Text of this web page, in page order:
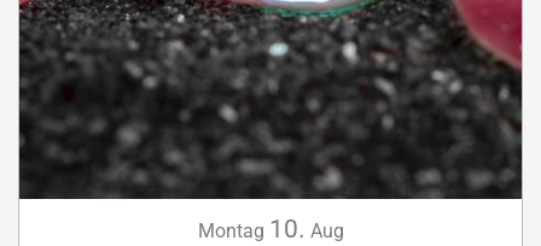
Montag 10. Aug